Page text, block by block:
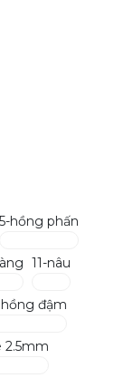
5-hồng phấn
11-nâu
hồng đậm
2.5mm